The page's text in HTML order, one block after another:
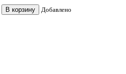
В корзину Добавлено